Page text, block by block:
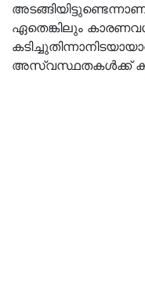
ഏതെങ്കിലും
അസ്വസ്ഥതകള്‍ക്ക്